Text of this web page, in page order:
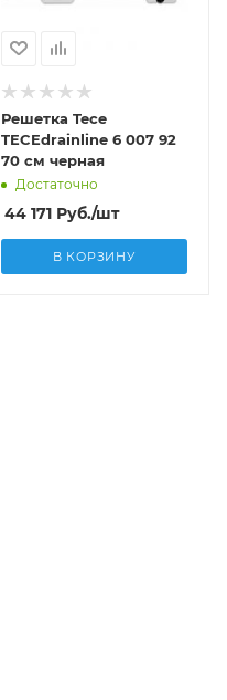
Решетка Tece
TECEdrainline 6 007 92
70 см черная
Достаточно
44 171Руб./шт
В КОРЗИНУ